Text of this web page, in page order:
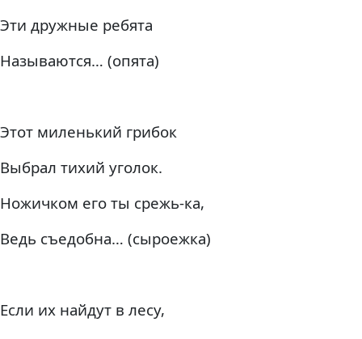
Эти дружные ребята
Называются… (опята)
Этот миленький грибок
Выбрал тихий уголок.
Ножичком его ты срежь-ка,
Ведь съедобна… (сыроежка)
Если их найдут в лесу,